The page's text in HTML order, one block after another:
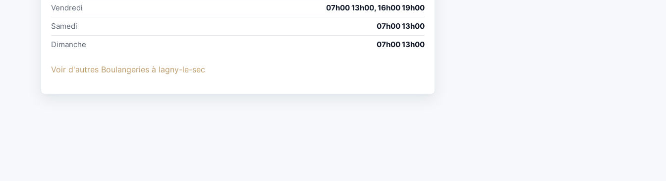
Vendredi
07h00 13h00, 16h00 19h00
Samedi
07h00 13h00
Dimanche
07h00 13h00
Voir d'autres Boulangeries à lagny-le-sec